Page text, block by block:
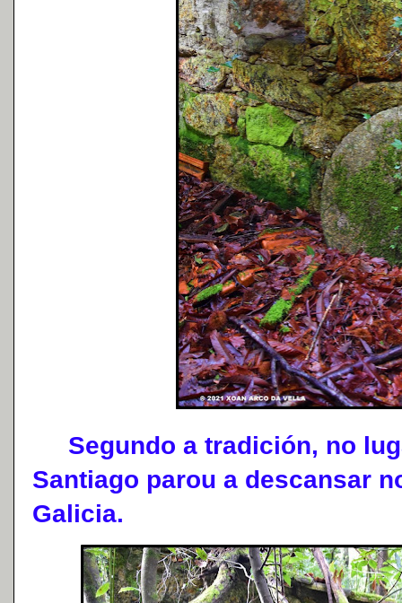
Segundo a tradición, no
Santiago parou a descansar
Galicia.